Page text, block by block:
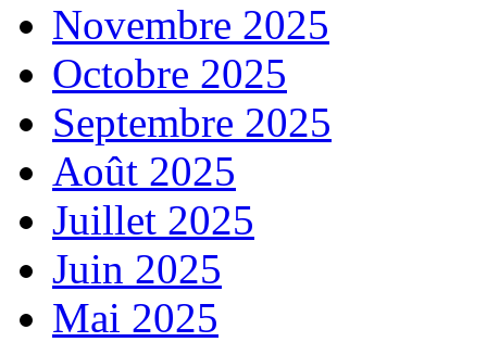
Novembre 2025
Octobre 2025
Septembre 2025
Août 2025
Juillet 2025
Juin 2025
Mai 2025